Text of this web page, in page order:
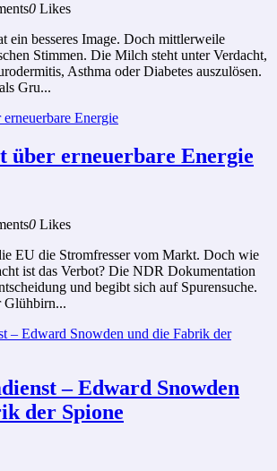
0 Likes
ein besseres Image. Doch mittlerweile
Stimmen. Die Milch steht unter Verdacht,
Asthma oder Diabetes auszulösen.
Gru...
über erneuerbare Energie
0 Likes
EU die Stromfresser vom Markt. Doch wie
ist das Verbot? Die NDR Dokumentation
und begibt sich auf Spurensuche.
Glühbirn...
– Edward Snowden
der Spione